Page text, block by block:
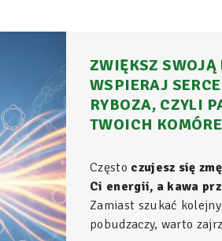
ZWIĘKSZ SWOJĄ
WSPIERAJ
RYBOZA, CZYLI
TWOICH
Często czujesz się
Ci energii, a kawa
Zamiast szukać
pobudzaczy, warto